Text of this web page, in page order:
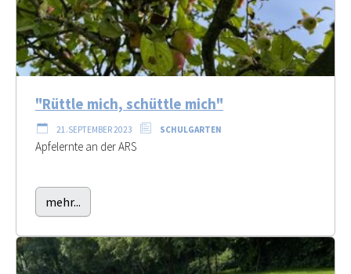
"Rüttle mich, schüttle mich"
21.SEPTEMBER 2023 SCHULGARTEN
Apfelernte an der ARS
mehr...